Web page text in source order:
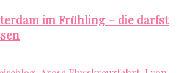
im Frühling – die darfst